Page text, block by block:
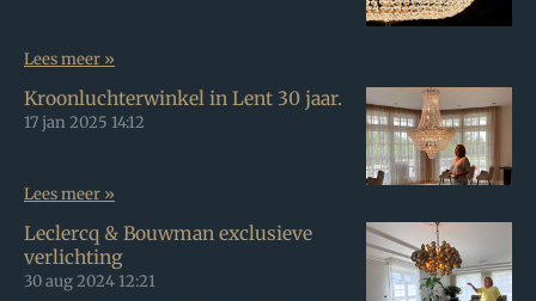
Lees meer »
Kroonluchterwinkel in Lent 30 jaar.
17 jan 2025 14:12
Lees meer »
Leclercq & Bouwman exclusieve
verlichting
30 aug 2024 12:21